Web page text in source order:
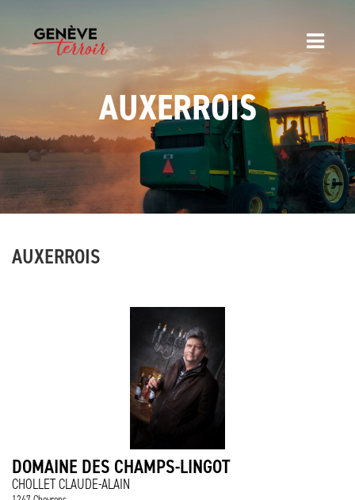
AUXERROIS
AUXERROIS
DOMAINE DES CHAMPS-LINGOT
CHOLLET CLAUDE-ALAIN